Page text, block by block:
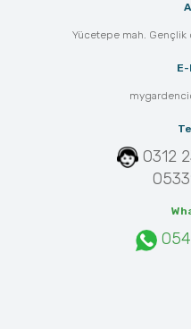
Yücetepe mah. Gençlik
0312